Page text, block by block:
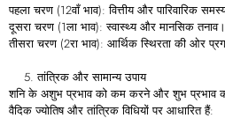
पहला चरण (12वाँ भाव): वित्तीय और पारिवारिक
दूसरा चरण (1ला भाव): स्वास्थ्य और मानसिक तनाव।
तीसरा चरण (2रा भाव): आर्थिक स्थिरता की ओर
तांत्रिक और सामान्य उपाय
शनि के अशुभ प्रभाव को कम करने और शुभ प्रभाव
वैदिक ज्योतिष और तांत्रिक विधियों पर आधारित हैं: